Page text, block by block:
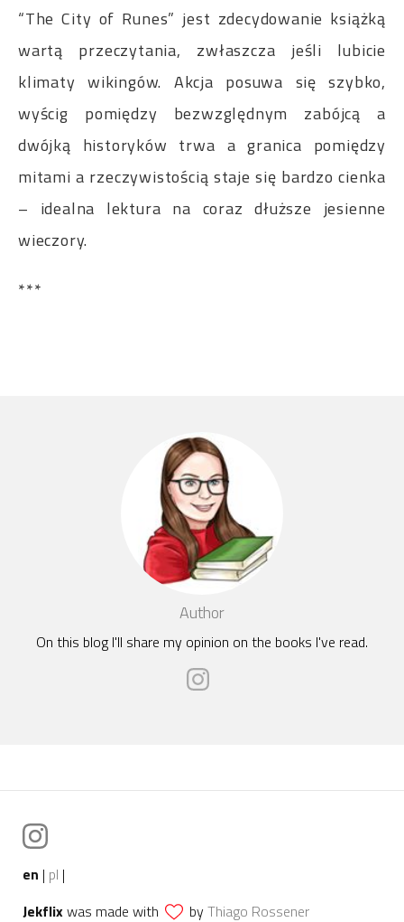
“The City of Runes” jest zdecydowanie książką
wartą przeczytania, zwłaszcza jeśli lubicie
klimaty wikingów. Akcja posuwa się szybko,
wyścig pomiędzy bezwzględnym zabójcą a
dwójką historyków trwa a granica pomiędzy
mitami a rzeczywistością staje się bardzo cienka
– idealna lektura na coraz dłuższe jesienne
wieczory.
***
Author
On this blog I'll share my opinion on the books I've read.
en | pl |
Jekflixwas made with by Thiago Rossener